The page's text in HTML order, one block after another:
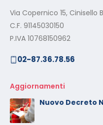
Via Copernico 15, Cinisello
C.F. 91145030150
P.IVA 10768150962
02-87.36.78.56
Aggiornamenti
Nuovo Decreto